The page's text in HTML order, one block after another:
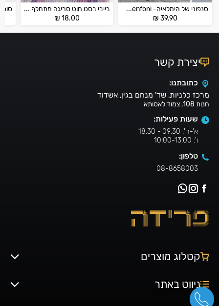
סנפוני של הימלאיה- Himalaya Everyday Senfoni
₪ 39.90
בייבי בסט חוט סריגה מתחלף לילדים – ELIZE BABY BEST
₪ 18.00
יצירת קשר
כתובתנו:
מרכז כלניות, שד' מנחם בגין, אשדוד
חנות 108, צמוד לאסותא
שעות פעילות:
א'-ה': 09:30 - 18:30
ו': 10:00-13:00
טלפון:
08-8658003
קטלוג מוצרים
ניווט באתר